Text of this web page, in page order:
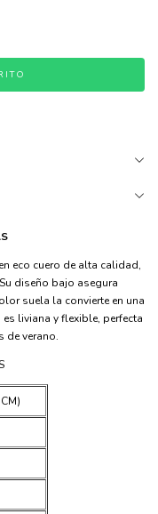
eco cuero de alta calidad,
diseño bajo asegura
suela la convierte en una
liviana y flexible, perfecta
de verano.